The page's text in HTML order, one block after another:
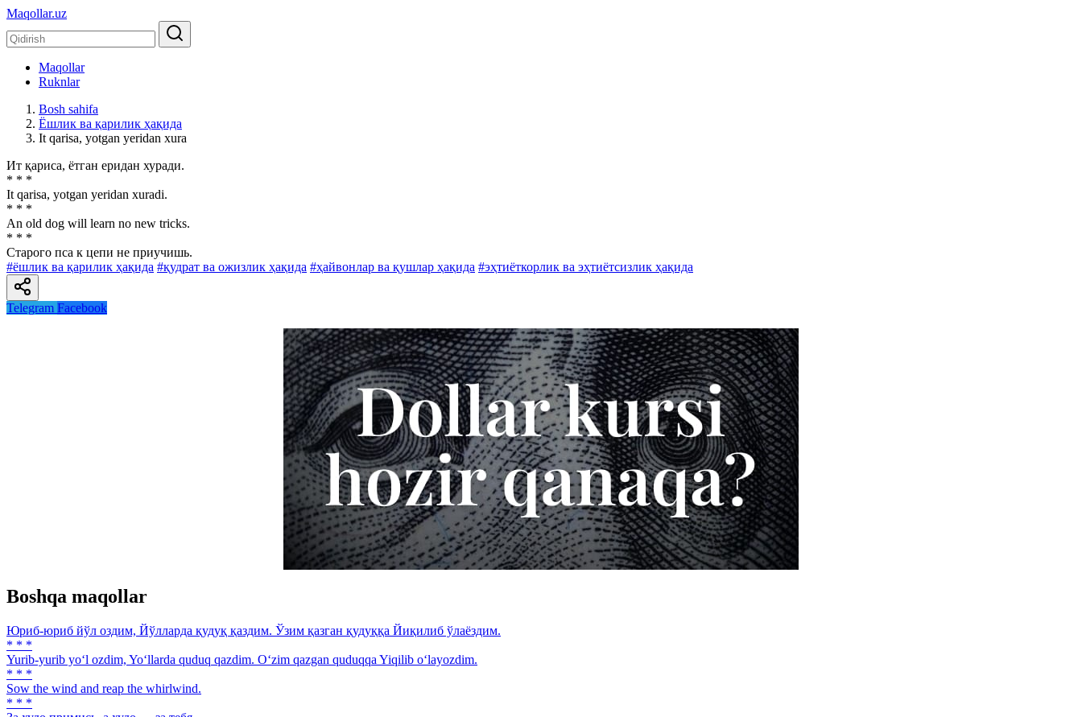
Maqollar.uz
Maqollar
Ruknlar
Bosh sahifa
Ёшлик ва қарилик ҳақида
It qarisa, yotgan yeridan xura
Ит қариса, ётган еридан хуради.
* * *
It qarisa, yotgan yeridan xuradi.
* * *
An old dog will learn no new tricks.
* * *
Старого пса к цепи не приучишь.
#ёшлик ва қарилик ҳақида #қудрат ва ожизлик ҳақида #ҳайвонлар ва қушлар ҳақида #эҳтиёткорлик ва эҳтиётсизлик ҳақида
Telegram Facebook
Boshqa maqollar
Юриб-юриб йўл оздим, Йўлларда қудуқ қаздим. Ўзим қазган қудуққа Йиқилиб ўлаёздим.
* * *
Yurib-yurib yo‘l ozdim, Yo‘llarda quduq qazdim. O‘zim qazgan quduqqa Yiqilib o‘layozdim.
* * *
Sow the wind and reap the whirlwind.
* * *